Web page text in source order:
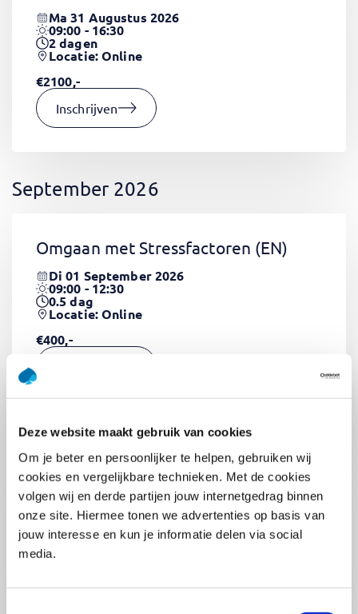
Deze website maakt gebruik van cookies
Om je beter en persoonlijker te helpen, gebruiken wij
cookies en vergelijkbare technieken. Met de cookies
volgen wij en derde partijen jouw internetgedrag binnen
onze site. Hiermee tonen we advertenties op basis van
jouw interesse en kun je informatie delen via social
media.
Ma 31 Augustus 2026
09:00 - 16:30
2dagen
Locatie: Online
€2100,-
Inschrijven
September 2026
Omgaan met Stressfactoren (EN)
Di 01 September 2026
09:00 - 12:30
0.5dag
Locatie: Online
€400,-
Pega Certified System Architect
(PCSA)(EN)
Di 01 September 2026
09:00 - 16:30
5dagen
Locatie: Online
€3595,-